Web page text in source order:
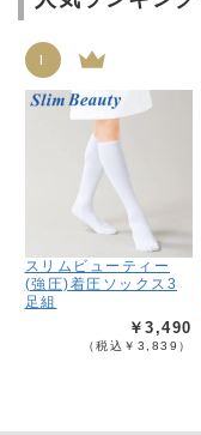
1
スリムビューティー
(強圧)着圧ソックス3
足組
￥3,490
（税込￥3,839）